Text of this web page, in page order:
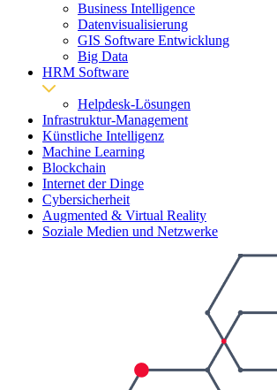
Business Intelligence
Datenvisualisierung
GIS Software Entwicklung
Big Data
HRM Software
Helpdesk-Lösungen
Infrastruktur-Management
Künstliche Intelligenz
Machine Learning
Blockchain
Internet der Dinge
Cybersicherheit
Augmented & Virtual Reality
Soziale Medien und Netzwerke